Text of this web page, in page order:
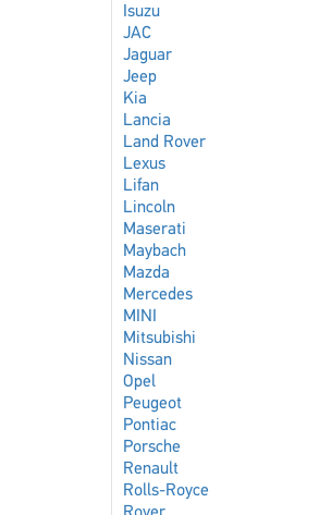
Isuzu
JAC
Jaguar
Jeep
Kia
Lancia
Land Rover
Lexus
Lifan
Lincoln
Maserati
Maybach
Mazda
Mercedes
MINI
Mitsubishi
Nissan
Opel
Peugeot
Pontiac
Porsche
Renault
Rolls-Royce